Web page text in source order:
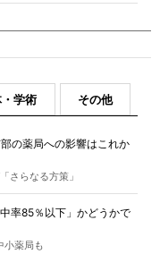
学術 その他
の薬局への影響はこれか
さらなる方策」
率85％以下」かどうかで
小薬局も